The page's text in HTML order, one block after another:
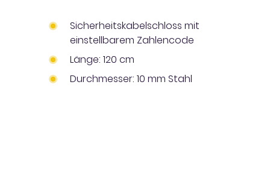
Sicherheitskabelschloss mit
einstellbarem Zahlencode
Länge: 120 cm
Durchmesser: 10 mm Stahl